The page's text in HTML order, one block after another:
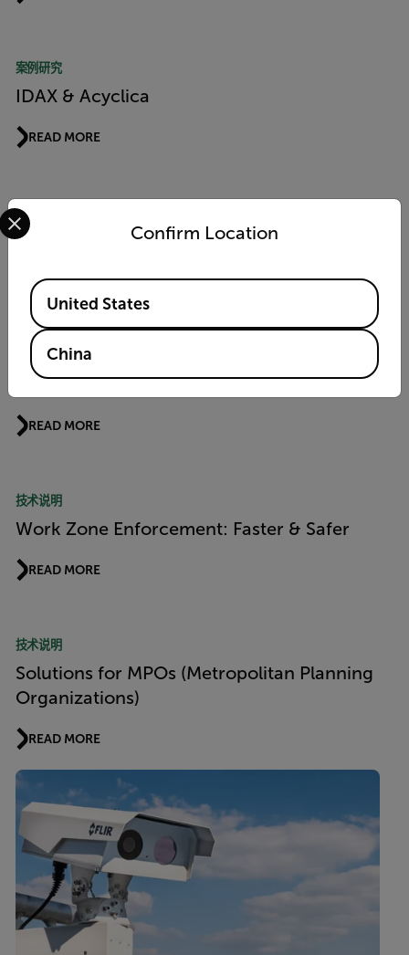
案例研究
IDAX & Acyclica
READ MORE
案例研究
Montevideo Uruguay & Acyclica
READ MORE
技术说明
Real-Time Traffic Information
READ MORE
技术说明
Work Zone Enforcement: Faster & Safer
READ MORE
技术说明
Solutions for MPOs (Metropolitan Planning
Organizations)
READ MORE
Confirm Location
Select your preferred country and language from the
Available Locations
United States
China